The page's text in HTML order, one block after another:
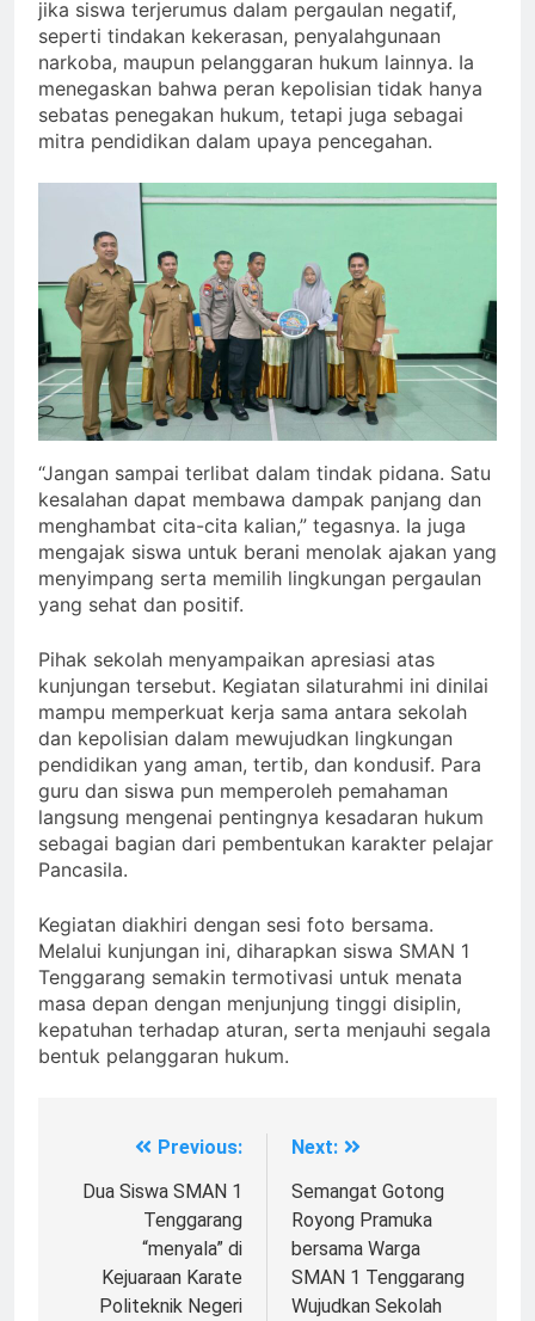
jika siswa terjerumus dalam pergaulan negatif,
seperti tindakan kekerasan, penyalahgunaan
narkoba, maupun pelanggaran hukum lainnya. Ia
menegaskan bahwa peran kepolisian tidak hanya
sebatas penegakan hukum, tetapi juga sebagai
mitra pendidikan dalam upaya pencegahan.
“Jangan sampai terlibat dalam tindak pidana. Satu
kesalahan dapat membawa dampak panjang dan
menghambat cita-cita kalian,” tegasnya. Ia juga
mengajak siswa untuk berani menolak ajakan yang
menyimpang serta memilih lingkungan pergaulan
yang sehat dan positif.
Pihak sekolah menyampaikan apresiasi atas
kunjungan tersebut. Kegiatan silaturahmi ini dinilai
mampu memperkuat kerja sama antara sekolah
dan kepolisian dalam mewujudkan lingkungan
pendidikan yang aman, tertib, dan kondusif. Para
guru dan siswa pun memperoleh pemahaman
langsung mengenai pentingnya kesadaran hukum
sebagai bagian dari pembentukan karakter pelajar
Pancasila.
Kegiatan diakhiri dengan sesi foto bersama.
Melalui kunjungan ini, diharapkan siswa SMAN 1
Tenggarang semakin termotivasi untuk menata
masa depan dengan menjunjung tinggi disiplin,
kepatuhan terhadap aturan, serta menjauhi segala
bentuk pelanggaran hukum.
Navigasi
pos
Previous:
Dua Siswa SMAN 1
Tenggarang
“menyala” di
Kejuaraan Karate
Politeknik Negeri
Next:
Semangat Gotong
Royong Pramuka
bersama Warga
SMAN 1 Tenggarang
Wujudkan Sekolah